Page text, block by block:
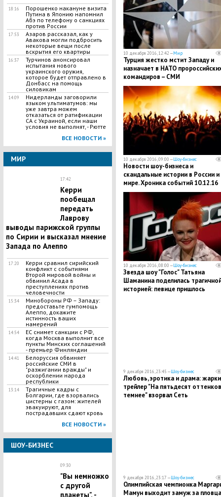
18:16
Порошенко накануне визита
Путина в Японию напомнил
Абэ по телефону о санкциях
против России
17:53
Азаров рассказал, как у
Авакова могли подбросить
некоторые вещи после
вскрытия его квартиры
16:37
Турчинов анонсировал
испытания нового
украинского оружия,
которое будет отправлено в
Донбасс на помощь
силовикам
14:09
Нидерланды заговорили
языком ультиматумов: мы
уже завтра можем
отказаться от ратификации
СА с Украиной, если наши
условия не выполнят, - Рютте
ВСЕ НОВОСТИ »
МИР
17:42
Керри
пообещал
передать
Лаврову
выводы парижской группы
по Сирии и высказал мнение
Запада по Алеппо
17:20
Керри сравнил сирийский
конфликт с событиями
Второй мировой войны и
обвинил Асада в
преступлениях против
человечности
15:34
Минобороны РФ – Западу:
предоставьте гумпомощь
Алеппо, докажите
истинность ваших
намерений
14:54
ЕС снимет санкции с РФ,
когда Москва выполнит все
пункты Минских соглашений
- премьер Финляндии
14:41
Белоруссия обвиняет
российские СМИ в
"разжигании вражды" и
оскорблении народа
республики
13:14
Трагичные кадры с
Болгарии, где взорвались
цистерны с газом: жителей
эвакуируют, для
пострадавших сдают кровь
ВСЕ НОВОСТИ »
ШОУ-БИЗНЕС
09:30
"Вы немножко
с другой
планеты", -
10 декабря 2016, 12:42 —Мир
Турция жестко мстит Западу и
назначает в НАТО
командиров – СМИ
10 декабря 2016, 09:00 —Шоу-бизнес
Новости шоу-бизнеса и
скандальные истории в России и
мире. Хроника событий 10.12.16
10 декабря 2016, 08:00 —Шоу-бизнес
Звезда шоу "Голос" Татьяна
Шаманина поделилась
историей: певице пришлось
9 декабря 2016, 23:45 —Шоу-бизнес
Любовь, эротика и драма:
трейлер "На пятьдесят оттенков
темнее" взорвал Сеть
9 декабря 2016, 23:17 —Шоу-бизнес
Олимпийская чемпионка
Мамун выходит замуж за пловца